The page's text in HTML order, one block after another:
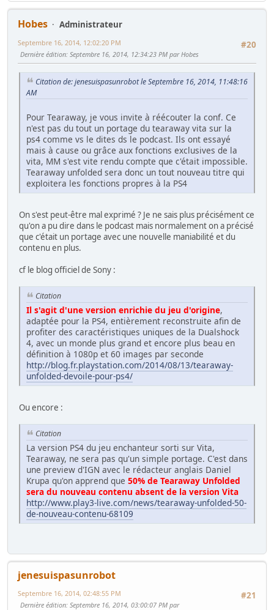
Hobes
Administrateur
#20
Septembre 16, 2014, 12:02:20 PM
Dernière édition: Septembre 16, 2014, 12:34:23 PM par Hobes
Citation de: jenesuispasunrobot le Septembre 16, 2014, 11:48:16
AM
Pour Tearaway, je vous invite à réécouter la conf. Ce
n'est pas du tout un portage du tearaway vita sur la
ps4 comme vs le dites ds le podcast. Ils ont essayé
mais à cause ou grâce aux fonctions exclusives de la
vita, MM s'est vite rendu compte que c'était impossible.
Tearaway unfolded sera donc un tout nouveau titre qui
exploitera les fonctions propres à la PS4
On s'est peut-être mal exprimé ? Je ne sais plus précisément ce
qu'on a pu dire dans le podcast mais normalement on a précisé
que c'était un portage avec une nouvelle maniabilité et du
contenu en plus.
cf le blog officiel de Sony :
Citation
Il s'agit d'une version enrichie du jeu d'origine,
adaptée pour la PS4, entièrement reconstruite afin de
profiter des caractéristiques uniques de la Dualshock
4, avec un monde plus grand et encore plus beau en
définition à 1080p et 60 images par seconde
http://blog.fr.playstation.com/2014/08/13/tearaway-
unfolded-devoile-pour-ps4/
Ou encore :
Citation
La version PS4 du jeu enchanteur sorti sur Vita,
Tearaway, ne sera pas qu'un simple portage. C'est dans
une preview d'IGN avec le rédacteur anglais Daniel
Krupa qu'on apprend que 50% de Tearaway Unfolded
sera du nouveau contenu absent de la version Vita
http://www.play3-live.com/news/tearaway-unfolded-50-
de-nouveau-contenu-68109
jenesuispasunrobot
#21
Septembre 16, 2014, 02:48:55 PM
Dernière édition: Septembre 16, 2014, 03:00:07 PM par